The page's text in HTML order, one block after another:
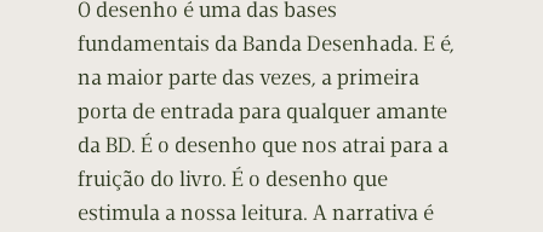
O desenho é uma das bases
fundamentais da Banda Desenhada. E é,
na maior parte das vezes, a primeira
porta de entrada para qualquer amante
da BD. É o desenho que nos atrai para a
fruição do livro. É o desenho que
estimula a nossa leitura. A narrativa é